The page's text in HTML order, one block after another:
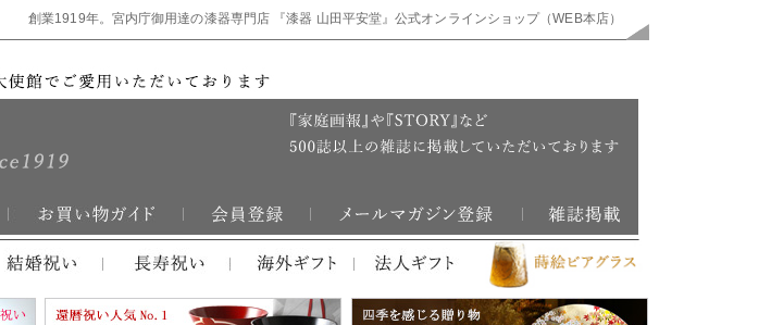
創業1919年。宮内庁御用達の漆器専門店 『漆器 山田平安堂』公式オンラインショップ（WEB本店）